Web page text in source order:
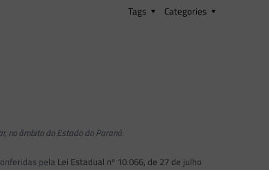
Categories
Tags
no âmbito do Estado do Paraná.
pela Lei Estadual nº 10.066, de 27 de julho